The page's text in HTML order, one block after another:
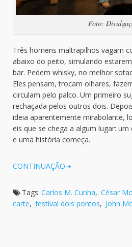
Foto:
Três homens maltrapilhos vagam
abaixo do peito, simulando
bar. Pedem whisky, no melhor
Eles pensam, trocam olhares,
circulam pelo palco. Um primeiro
rechaçada pelos outros dois.
ideia aparentemente mirabolante,
eis que se chega a algum lugar:
e uma história começa.
CONTINUAÇÃO
Tags: Carlos M. Cunha, César
carte, festival dois pontos, John